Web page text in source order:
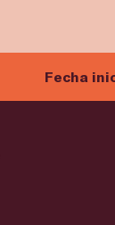
Fecha